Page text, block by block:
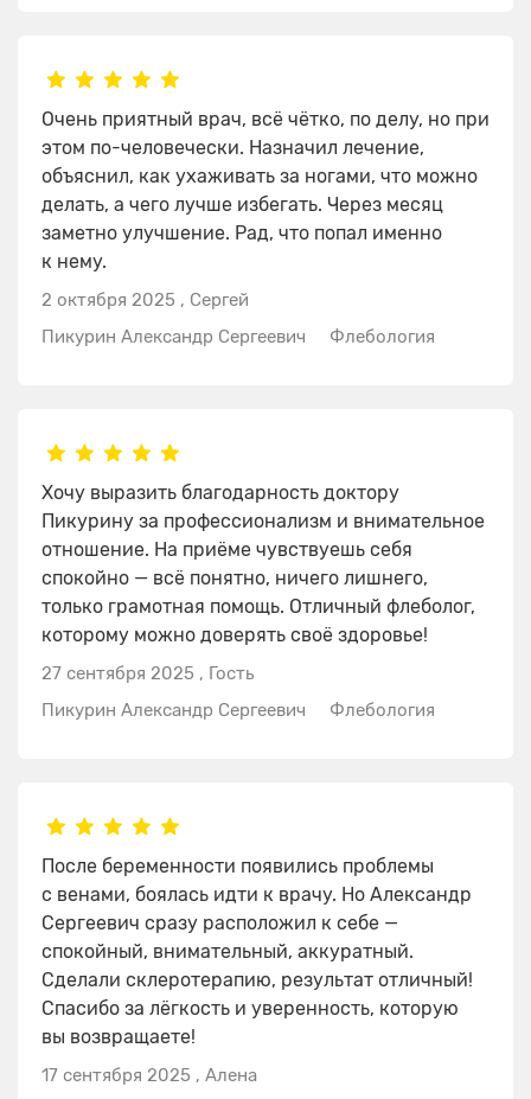
2 октября 2025 , Сергей
Пикурин Александр Сергеевич
Флебология
Очень приятный врач, всё чётко, по делу, но при
этом по-человечески. Назначил лечение,
объяснил, как ухаживать за ногами, что можно
делать, а чего лучше избегать. Через месяц
заметно улучшение. Рад, что попал именно
к нему.
27 сентября 2025 , Гость
Пикурин Александр Сергеевич
Флебология
Хочу выразить благодарность доктору
Пикурину за профессионализм и внимательное
отношение. На приёме чувствуешь себя
спокойно — всё понятно, ничего лишнего,
только грамотная помощь. Отличный флеболог,
которому можно доверять своё здоровье!
17 сентября 2025 , Алена
После беременности появились проблемы
с венами, боялась идти к врачу. Но Александр
Сергеевич сразу расположил к себе —
спокойный, внимательный, аккуратный.
Сделали склеротерапию, результат отличный!
Спасибо за лёгкость и уверенность, которую
вы возвращаете!